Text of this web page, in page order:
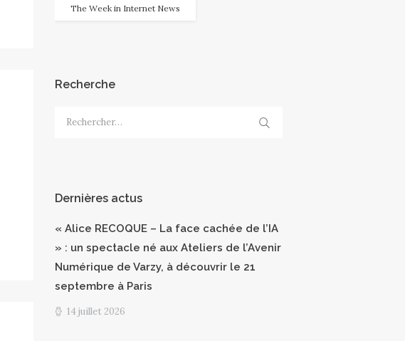
The Week in Internet News
Recherche
Rechercher :
Dernières actus
« Alice RECOQUE – La face cachée de l’IA
» : un spectacle né aux Ateliers de l’Avenir
Numérique de Varzy, à découvrir le 21
septembre à Paris
14 juillet 2026